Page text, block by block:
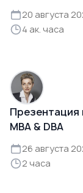
20 августа
4 ак. часа
Презентация
MBA & DBA
26 августа
2 часа